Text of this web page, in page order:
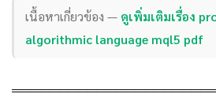
เนื้อหาเกี่ยวข้อง — ดูเพิ่มเติมเรื่อง
algorithmic language mql5 pdf